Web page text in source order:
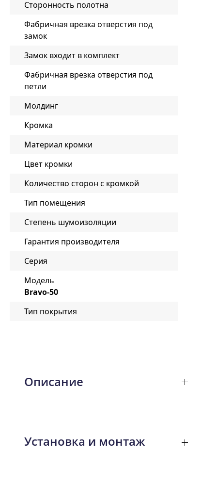
Сторонность полотна
Фабричная врезка отверстия под
замок
Замок входит в комплект
Фабричная врезка отверстия под
петли
Молдинг
Кромка
Материал кромки
Цвет кромки
Количество сторон с кромкой
Тип помещения
Степень шумоизоляции
Гарантия производителя
Серия
Модель
Bravo-50
Тип покрытия
Описание
Установка и монтаж